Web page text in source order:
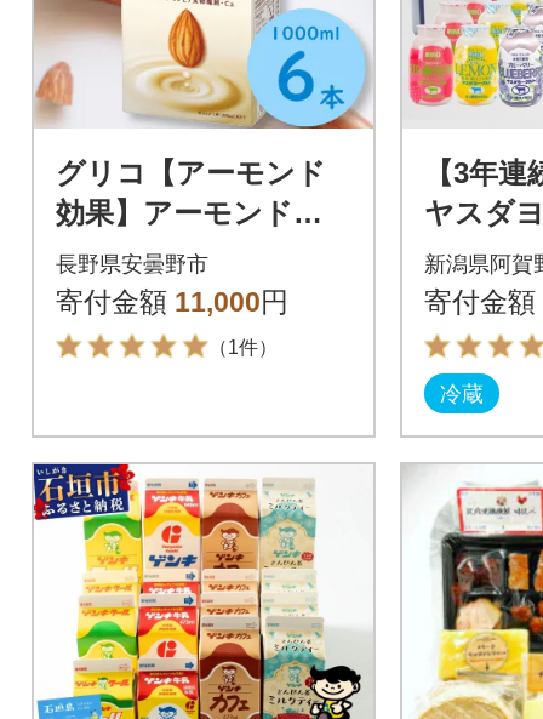
グリコ【アーモンド
効果】アーモンドミ
ルク<砂糖不使用> 100
0ml×6本
長野県安曇野市
寄付金額 11,000円
（1件）
【3年
ヤスダ
ニミニ
ット
新潟県阿賀
寄付金額
冷蔵